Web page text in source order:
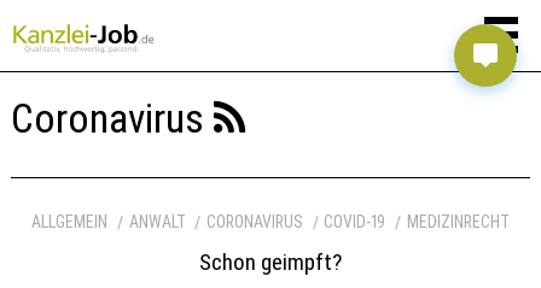
Coronavirus
ALLGEMEIN ANWALT CORONAVIRUS COVID-19 MEDIZINRECHT
Schon geimpft?